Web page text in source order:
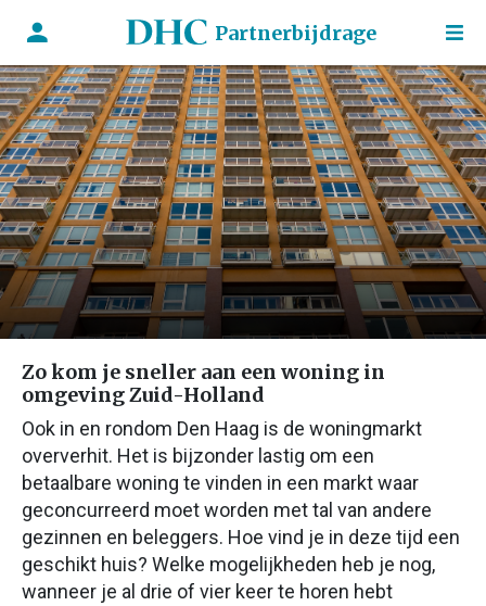
Partnerbijdrage
Zo kom je sneller aan een woning in
omgeving Zuid-Holland
Ook in en rondom Den Haag is de woningmarkt
oververhit. Het is bijzonder lastig om een
betaalbare woning te vinden in een markt waar
geconcurreerd moet worden met tal van andere
gezinnen en beleggers. Hoe vind je in deze tijd een
geschikt huis? Welke mogelijkheden heb je nog,
wanneer je al drie of vier keer te horen hebt